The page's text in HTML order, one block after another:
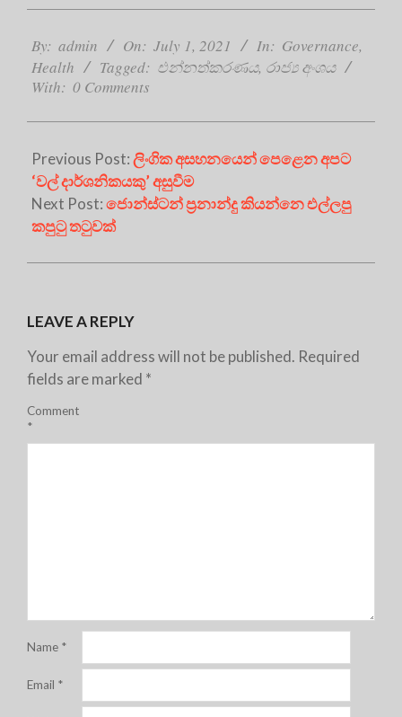
07-
01
By: admin On: July 1, 2021 In: Governance,
Health
Tagged: එන්නත්කරණය, රාජ්‍ය අංශය
With: 0 Comments
Previous Post:ලිංගික අසහනයෙන් පෙළෙන අපට
‘වල් දාර්ශනිකයකු’ අසුවීම
Next Post:ජොන්ස්ටන් ප්‍රනාන්දු කියන්නෙ එල්ලපු
කපුටු තටුවක්
LEAVE A REPLY
Your email address will not be published. Required
fields are marked *
Comment
*
Name *
Email *